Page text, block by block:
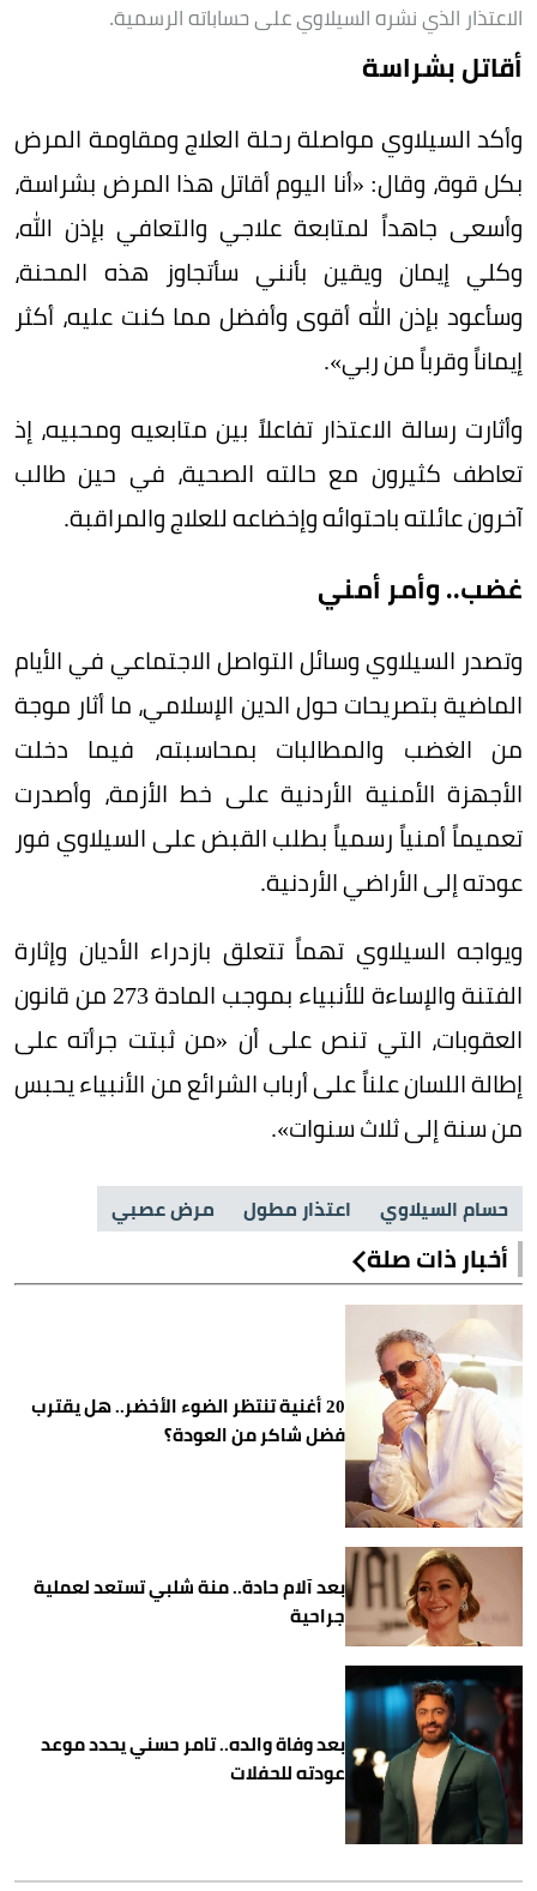
الاعتذار الذي نشره السيلاوي على حساباته الرسمية.
أقاتل بشراسة
وأكد السيلاوي مواصلة رحلة العلاج ومقاومة المرض
بكل قوة، وقال: «أنا اليوم أقاتل هذا المرض بشراسة،
وأسعى جاهداً لمتابعة علاجي والتعافي بإذن الله،
وكلي إيمان ويقين بأنني سأتجاوز هذه المحنة،
وسأعود بإذن الله أقوى وأفضل مما كنت عليه، أكثر
إيماناً وقرباً من ربي».
وأثارت رسالة الاعتذار تفاعلاً بين متابعيه ومحبيه، إذ
تعاطف كثيرون مع حالته الصحية، في حين طالب
آخرون عائلته باحتوائه وإخضاعه للعلاج والمراقبة.
غضب.. وأمر أمني
وتصدر السيلاوي وسائل التواصل الاجتماعي في الأيام
الماضية بتصريحات حول الدين الإسلامي، ما أثار موجة
من الغضب والمطالبات بمحاسبته، فيما دخلت
الأجهزة الأمنية الأردنية على خط الأزمة، وأصدرت
تعميماً أمنياً رسمياً بطلب القبض على السيلاوي فور
عودته إلى الأراضي الأردنية.
ويواجه السيلاوي تهماً تتعلق بازدراء الأديان وإثارة
الفتنة والإساءة للأنبياء بموجب المادة 273 من قانون
العقوبات، التي تنص على أن «من ثبتت جرأته على
إطالة اللسان علناً على أرباب الشرائع من الأنبياء يحبس
من سنة إلى ثلاث سنوات».
حسام السيلاوي اعتذار مطول مرض عصبي
أخبار ذات صلة
20 أغنية تنتظر الضوء الأخضر.. هل يقترب
فضل شاكر من العودة؟
بعد آلام حادة.. منة شلبي تستعد لعملية
جراحية
بعد وفاة والده.. تامر حسني يحدد موعد
عودته للحفلات